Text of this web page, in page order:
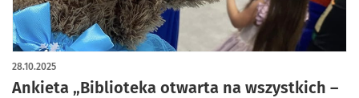
Ankieta „Biblioteka otwarta na wszystkich –
28.10.2025